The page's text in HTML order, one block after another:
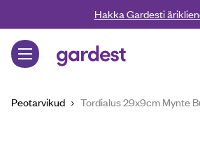
Liigu edasi põhisisu juurdeHakka Gardesti
Gardest
Peotarvikud Tordialus 29x9cm Mynte